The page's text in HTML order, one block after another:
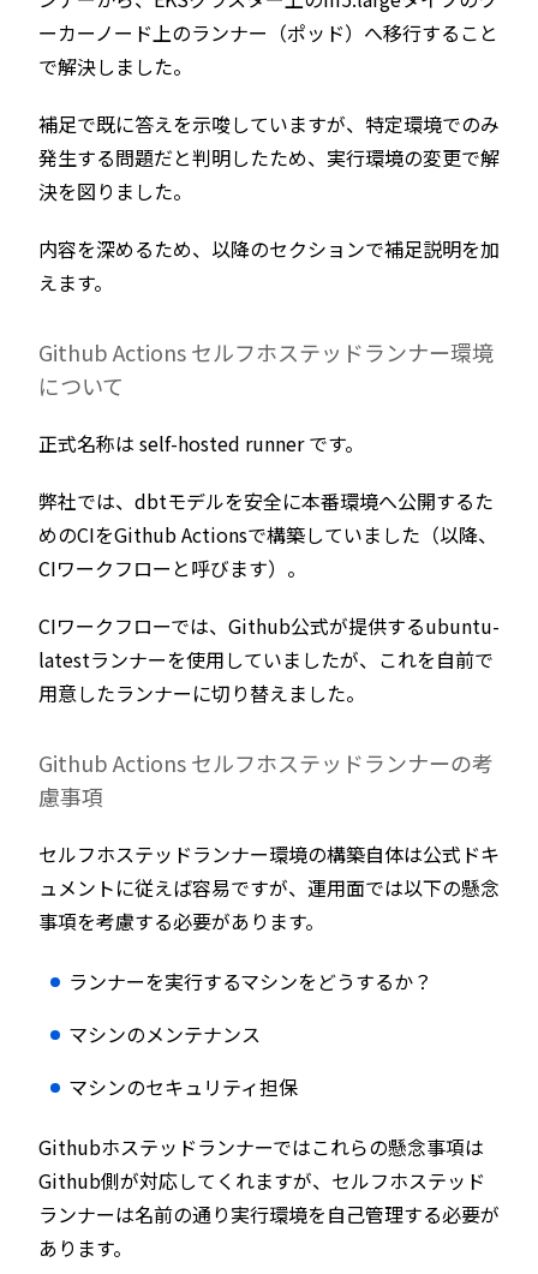
ーカーノード上のランナー（ポッド）へ移行すること
で解決しました。
補足で既に答えを示唆していますが、特定環境でのみ
発生する問題だと判明したため、実行環境の変更で解
決を図りました。
内容を深めるため、以降のセクションで補足説明を加
えます。
Github Actions セルフホステッドランナー環境
について
正式名称は self-hosted runner です。
弊社では、dbtモデルを安全に本番環境へ公開するた
めのCIをGithub Actionsで構築していました（以降、
CIワークフローと呼びます）。
CIワークフローでは、Github公式が提供するubuntu-
latestランナーを使用していましたが、これを自前で
用意したランナーに切り替えました。
Github Actions セルフホステッドランナーの考
慮事項
セルフホステッドランナー環境の構築自体は公式ドキ
ュメントに従えば容易ですが、運用面では以下の懸念
事項を考慮する必要があります。
ランナーを実行するマシンをどうするか？
マシンのメンテナンス
マシンのセキュリティ担保
Githubホステッドランナーではこれらの懸念事項は
Github側が対応してくれますが、セルフホステッド
ランナーは名前の通り実行環境を自己管理する必要が
あります。